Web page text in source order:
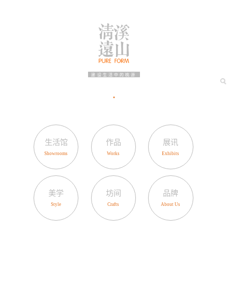
建设生活中的桃源
生活馆 作品 展讯
美学 坊间 品牌